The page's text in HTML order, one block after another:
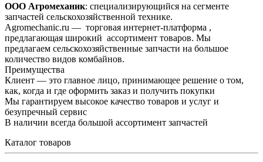
ООО Агромеханик: специализирующийся на сегменте
запчастей сельскохозяйственной технике.
Agromechanic.ru — торговая интернет-платформа ,
предлагающая широкий ассортимент товаров. Мы
предлагаем сельскохозяйственные запчасти на большое
количество видов комбайнов.
Преимущества
Клиент — это главное лицо, принимающее решение о том,
как, когда и где оформить заказ и получить покупки
Мы гарантируем высокое качество товаров и услуг и
безупречный сервис
В наличии всегда большой ассортимент запчастей
Каталог товаров